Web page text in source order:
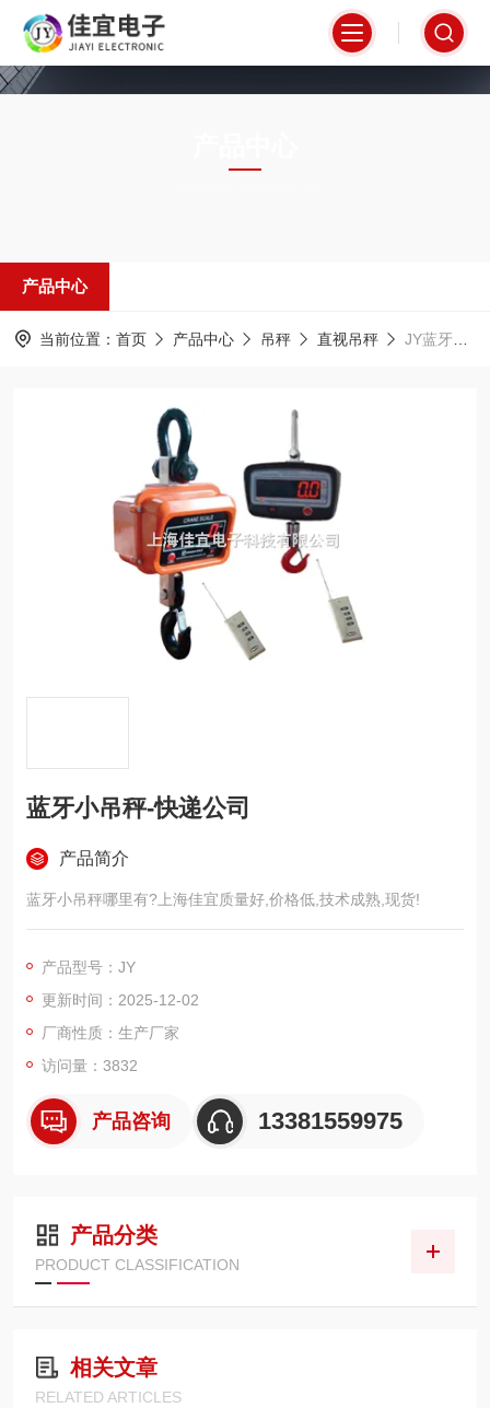
产品中心
当前位置： 首页 产品中心 吊秤 直视吊秤 JY蓝牙小吊秤-快递公司
蓝牙小吊秤-快递公司
产品简介
蓝牙小吊秤哪里有?上海佳宜质量好,价格低,技术成熟,现货!
产品型号：JY
更新时间：2025-12-02
厂商性质：生产厂家
访问量：3832
产品咨询 13381559975
产品分类
PRODUCT CLASSIFICATION
相关文章
RELATED ARTICLES